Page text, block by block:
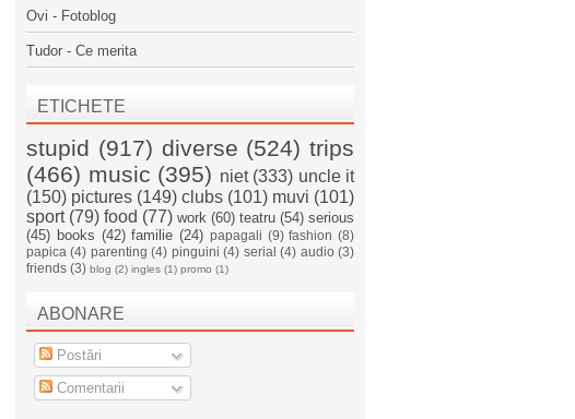
Ovi - Fotoblog
Tudor - Ce merita
ETICHETE
stupid (917) diverse (524) trips
(466) music (395) niet (333) uncle it
(150) pictures (149) clubs (101) muvi (101)
sport (79) food (77) work (60) teatru (54) serious
(45) books (42) familie (24) papagali (9) fashion (8)
papica (4) parenting (4) pinguini (4) serial (4) audio (3)
friends (3) blog (2) ingles (1) promo (1)
ABONARE
Postări
Comentarii